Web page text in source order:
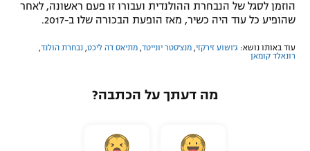
הוזמן לסגל של הנבחרת ההולנדית ועבורו זו פעם ראשונה, לאחר
שהופיע כל עוד היה כשיר, מאז הופעת הבכורה שלו ב-2017.
עוד באותו נושא: ג'ושוע זירקזי מנצ'סטר יונייטד מתיאס דה ליכט נבחרת הולנד
רונאלד קומאן
מה דעתך על הכתבה?